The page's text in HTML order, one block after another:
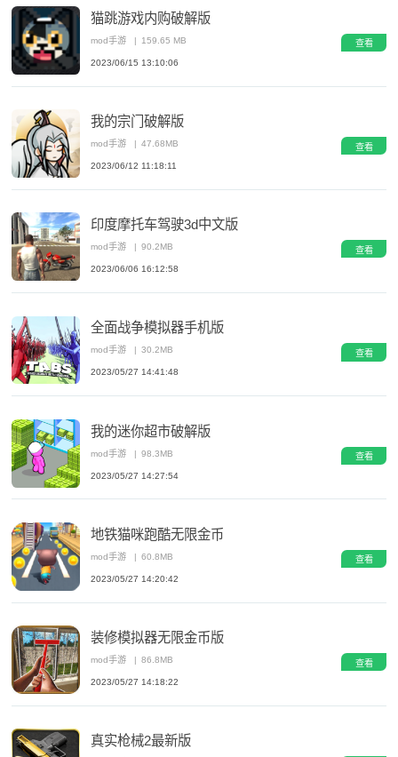
猫跳游戏内购破解版
mod手游 | 159.65 MB
2023/06/15 13:10:06
查看
我的宗门破解版
mod手游 | 47.68MB
2023/06/12 11:18:11
查看
印度摩托车驾驶3d中文版
mod手游 | 90.2MB
2023/06/06 16:12:58
查看
全面战争模拟器手机版
mod手游 30.2MB
2023/05/27 14:41:48
查看
我的迷你超市破解版
mod手游 | 98.3MB
2023/05/27 14:27:54
查看
地铁猫咪跑酷无限金币
mod手游 | 60.8MB
2023/05/27 14:20:42
查看
装修模拟器无限金币版
mod手游 | 86.8MB
2023/05/27 14:18:22
查看
真实枪械2最新版